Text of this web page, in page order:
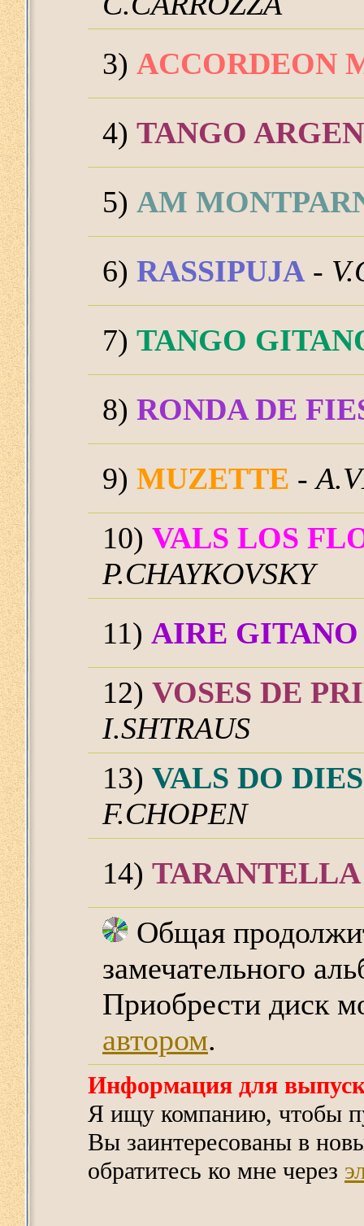
3) ACCORDEON
4) TANGO
5) AM
6) RASSIPUJA -
7) TANGO
8) RONDA DE
9) MUZETTE -
10) VALS LOS
P.CHAYKOVSKY
11) AIRE GITANO
12) VOSES DE
I.SHTRAUS
13) VALS DO
F.CHOPEN
14) TARANTELLA
Общая
замечательного
Приобрести диск
автором.
Информация для
Я ищу компанию, чтобы
Вы заинтересованы в
обратитесь ко мне через